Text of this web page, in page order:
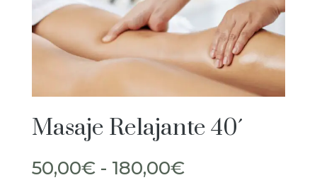
Masaje Relajante 40´
50,00€ - 180,00€Rango